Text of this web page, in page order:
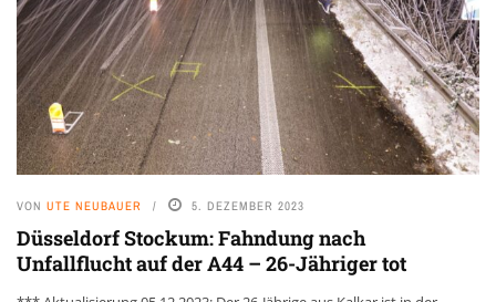
VON UTE NEUBAUER 5. DEZEMBER 2023
Düsseldorf Stockum: Fahndung nach
Unfallflucht auf der A44 – 26-Jähriger tot